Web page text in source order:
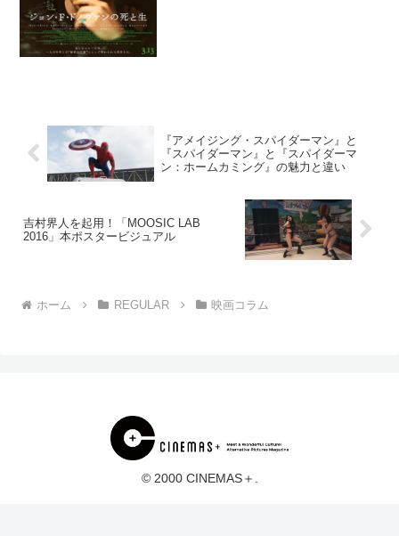
『アメイジング・スパイダーマン』と
『スパイダーマン』と『スパイダーマ
ン：ホームカミング』の魅力と違い
吉村界人を起用！「MOOSIC LAB
2016」本ポスタービジュアル
ホーム REGULAR 映画コラム
© 2000 CINEMAS＋.